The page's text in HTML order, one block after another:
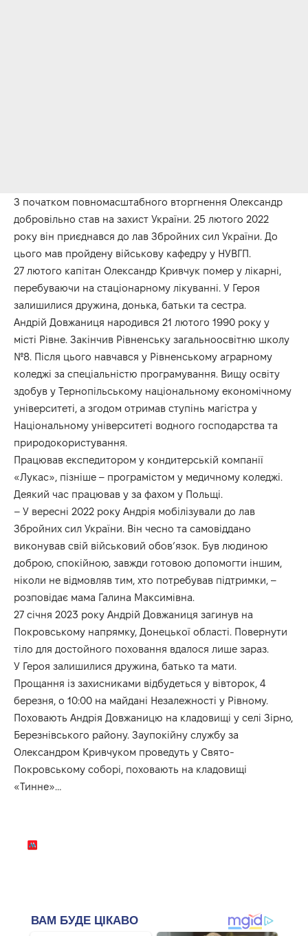
З початком повномасштабного вторгнення Олександр
добровільно став на захист України. 25 лютого 2022
року він приєднався до лав Збройних сил України. До
цього мав пройдену військову кафедру у НУВГП.
27 лютого капітан Олександр Кривчук помер у лікарні,
перебуваючи на стаціонарному лікуванні. У Героя
залишилися дружина, донька, батьки та сестра.
Андрій Довжаниця народився 21 лютого 1990 року у
місті Рівне. Закінчив Рівненську загальноосвітню школу
№8. Після цього навчався у Рівненському аграрному
коледжі за спеціальністю програмування. Вищу освіту
здобув у Тернопільському національному економічному
університеті, а згодом отримав ступінь магістра у
Національному університеті водного господарства та
природокористування.
Працював експедитором у кондитерській компанії
«Лукас», пізніше – програмістом у медичному коледжі.
Деякий час працював у за фахом у Польщі.
– У вересні 2022 року Андрія мобілізували до лав
Збройних сил України. Він чесно та самовіддано
виконував свій військовий обов’язок. Був людиною
доброю, спокійною, завжди готовою допомогти іншим,
ніколи не відмовляв тим, хто потребував підтримки, –
розповідає мама Галина Максимівна.
27 січня 2023 року Андрій Довжаниця загинув на
Покровському напрямку, Донецької області. Повернути
тіло для достойного поховання вдалося лише зараз.
У Героя залишилися дружина, батько та мати.
Прощання із захисниками відбудеться у вівторок, 4
березня, о 10:00 на майдані Незалежності у Рівному.
Поховають Андрія Довжаницю на кладовищі у селі Зірно,
Березнівського району. Заупокійну службу за
Олександром Кривчуком проведуть у Свято-
Покровському соборі, поховають на кладовищі
«Тинне»…